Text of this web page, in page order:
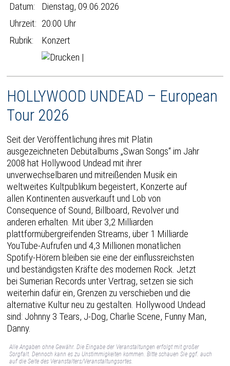
Datum:
Dienstag, 09.06.2026
Uhrzeit: 20:00 Uhr
Rubrik:
Konzert
|
HOLLYWOOD UNDEAD – European
Tour 2026
Seit der Veröffentlichung ihres mit Platin
ausgezeichneten Debütalbums „Swan Songs“ im Jahr
2008 hat Hollywood Undead mit ihrer
unverwechselbaren und mitreißenden Musik ein
weltweites Kultpublikum begeistert, Konzerte auf
allen Kontinenten ausverkauft und Lob von
Consequence of Sound, Billboard, Revolver und
anderen erhalten. Mit über 3,2 Milliarden
plattformübergreifenden Streams, über 1 Milliarde
YouTube-Aufrufen und 4,3 Millionen monatlichen
Spotify-Hörern bleiben sie eine der einflussreichsten
und beständigsten Kräfte des modernen Rock. Jetzt
bei Sumerian Records unter Vertrag, setzen sie sich
weiterhin dafür ein, Grenzen zu verschieben und die
alternative Kultur neu zu gestalten. Hollywood Undead
sind: Johnny 3 Tears, J-Dog, Charlie Scene, Funny Man,
Danny.
Alle Angaben ohne Gewähr. Die Eingabe der Veranstaltungen erfolgt mit großer
Sorgfalt. Dennoch kann es zu Unstimmigkeiten kommen. Bitte schauen Sie ggf. auch
auf die Seite des Veranstalters/Veranstaltungsortes.